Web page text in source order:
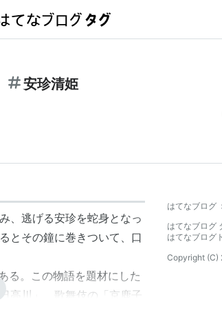
安珍清姫
、逃げる安珍を蛇身となっ
とその鐘に巻きついて、口
る。この物語を題材にした
高川」、歌舞伎の「京鹿子
はてなブログ
はてなブログ
はてなブログ
Copyright (C)